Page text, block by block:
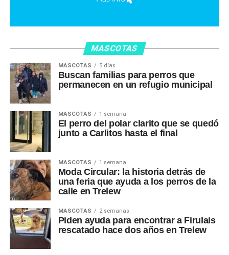
MASCOTAS
MASCOTAS 5 días
Buscan familias para perros que
permanecen en un refugio municipal
MASCOTAS 1 semana
El perro del polar clarito que se quedó
junto a Carlitos hasta el final
MASCOTAS 1 semana
Moda Circular: la historia detrás de
una feria que ayuda a los perros de la
calle en Trelew
MASCOTAS 2 semanas
Piden ayuda para encontrar a Firulais
rescatado hace dos años en Trelew